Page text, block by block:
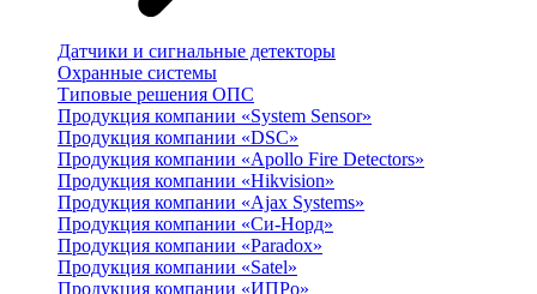
Датчики и сигнальные детекторы
Охранные системы
Типовые решения ОПС
Продукция компании «System Sensor»
Продукция компании «DSC»
Продукция компании «Apollo Fire Detectors»
Продукция компании «Hikvision»
Продукция компании «Ajax Systems»
Продукция компании «Си-Норд»
Продукция компании «Paradox»
Продукция компании «Satel»
Продукция компании «ИПРо»